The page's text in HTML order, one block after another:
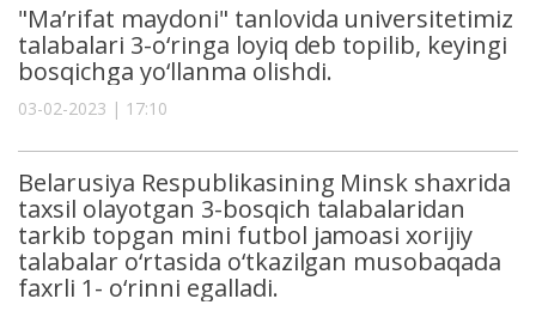
"Ma’rifat maydoni" tanlovida universitetimiz
talabalari 3-o‘ringa loyiq deb topilib, keyingi
bosqichga yo‘llanma olishdi.
03-02-2023 | 17:10
Belarusiya Respublikasining Minsk shaxrida
taxsil olayotgan 3-bosqich talabalaridan
tarkib topgan mini futbol jamoasi xorijiy
talabalar o‘rtasida o‘tkazilgan musobaqada
faxrli 1- o‘rinni egalladi.